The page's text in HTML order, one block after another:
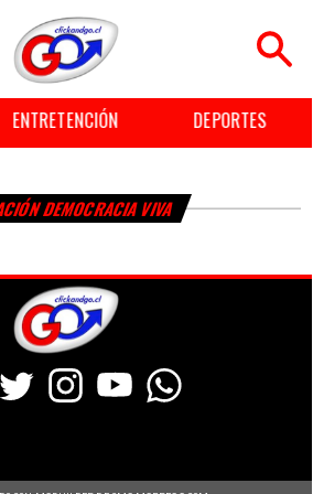
ENTRETENCIÓN DEPORTES
DEMOCRACIA VIVA